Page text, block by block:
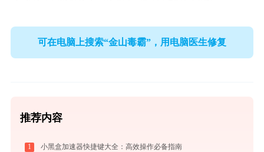
可在电脑上搜索“金山毒霸”，用电脑医生修复
推荐内容
1 小黑盒加速器快捷键大全：高效操作必备指南